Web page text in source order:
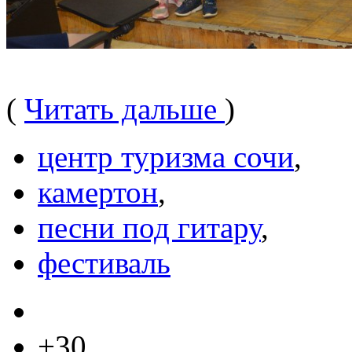
( Читать дальше )
центр туризма сочи,
камертон,
песни под гитару,
фестиваль